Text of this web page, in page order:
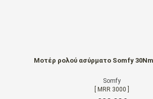
Μοτέρ ρολού ασύρματο Somfy
Somfy
[ MRR 3000 ]